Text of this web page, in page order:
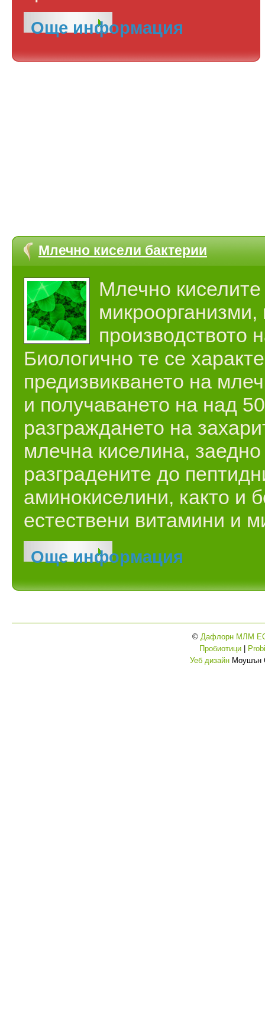
Още информация
Млечно кисели бактерии
Млечно
микроорганизми,
производството
Биологично те се
предизвикването на
и получаването на над
разграждането на
млечна киселина,
разградените до
аминокиселини, както и
естествени витамини и
Още информация
© Дафлорн МЛМ
Пробиотици|
Уеб дизайнМоушън